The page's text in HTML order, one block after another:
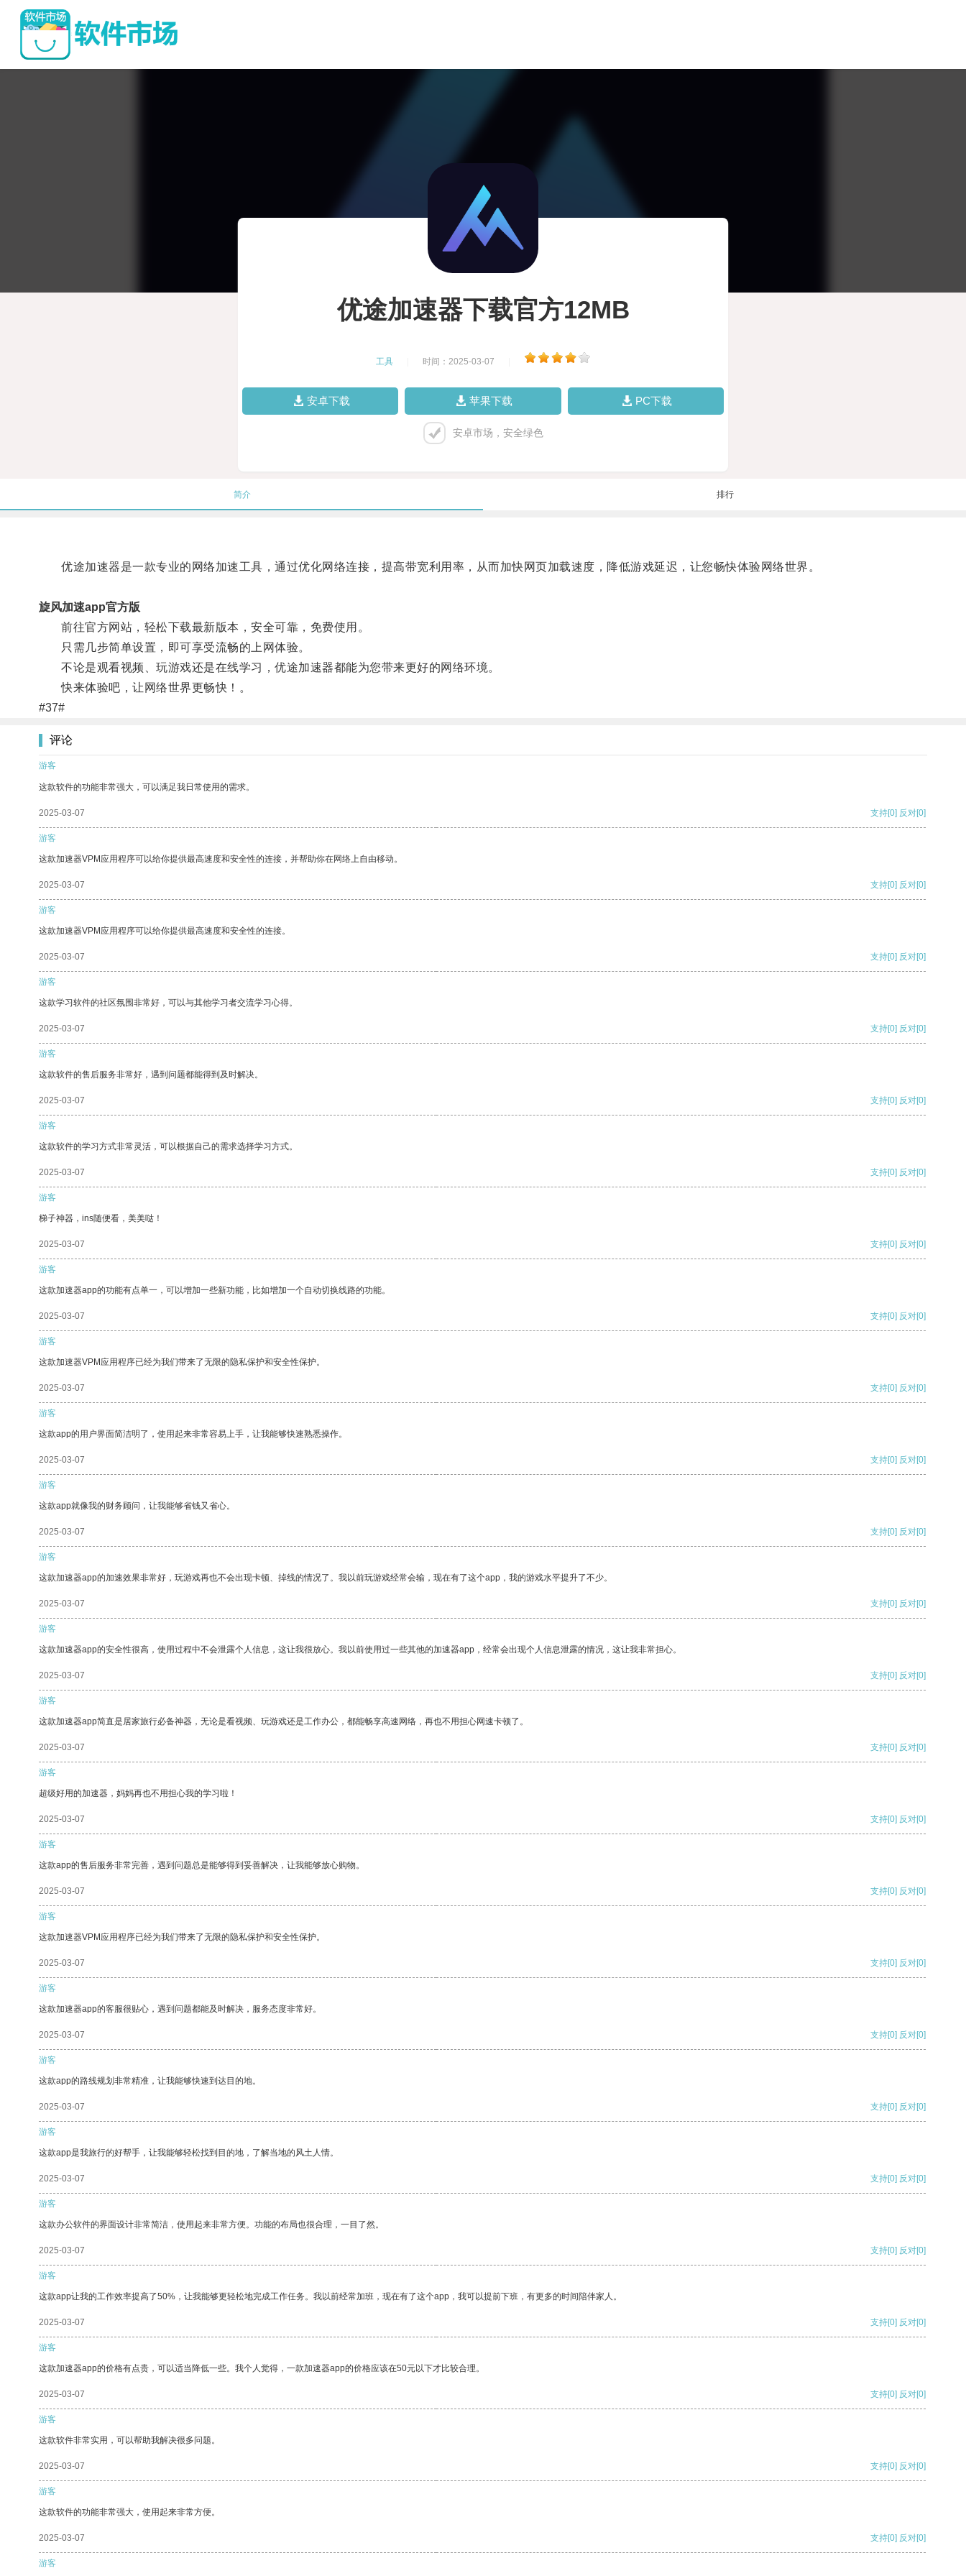
优途加速器下载官方12MB
工具 时间：2025-03-07
安卓下载 苹果下载 PC下载
安卓市场，安全绿色
简介 排行
优途加速器是一款专业的网络加速工具，通过优化网络连接，提高带宽利用率，从而加快网页加载速度，降低游戏延迟，让您畅快体验网络世界。
旋风加速app官方版
前往官方网站，轻松下载最新版本，安全可靠，免费使用。
只需几步简单设置，即可享受流畅的上网体验。
不论是观看视频、玩游戏还是在线学习，优途加速器都能为您带来更好的网络环境。
快来体验吧，让网络世界更畅快！。
#37#
评论
游客
这款软件的功能非常强大，可以满足我日常使用的需求。
2025-03-07 支持[0] 反对[0]
游客
这款加速器VPM应用程序可以给你提供最高速度和安全性的连接，并帮助你在网络上自由移动。
2025-03-07 支持[0] 反对[0]
游客
这款加速器VPM应用程序可以给你提供最高速度和安全性的连接。
2025-03-07 支持[0] 反对[0]
游客
这款学习软件的社区氛围非常好，可以与其他学习者交流学习心得。
2025-03-07 支持[0] 反对[0]
游客
这款软件的售后服务非常好，遇到问题都能得到及时解决。
2025-03-07 支持[0] 反对[0]
游客
这款软件的学习方式非常灵活，可以根据自己的需求选择学习方式。
2025-03-07 支持[0] 反对[0]
游客
梯子神器，ins随便看，美美哒！
2025-03-07 支持[0] 反对[0]
游客
这款加速器app的功能有点单一，可以增加一些新功能，比如增加一个自动切换线路的功能。
2025-03-07 支持[0] 反对[0]
游客
这款加速器VPM应用程序已经为我们带来了无限的隐私保护和安全性保护。
2025-03-07 支持[0] 反对[0]
游客
这款app的用户界面简洁明了，使用起来非常容易上手，让我能够快速熟悉操作。
2025-03-07 支持[0] 反对[0]
游客
这款app就像我的财务顾问，让我能够省钱又省心。
2025-03-07 支持[0] 反对[0]
游客
这款加速器app的加速效果非常好，玩游戏再也不会出现卡顿、掉线的情况了。我以前玩游戏经常会输，现在有了这个app，我的游戏水平提升了不少。
2025-03-07 支持[0] 反对[0]
游客
这款加速器app的安全性很高，使用过程中不会泄露个人信息，这让我很放心。我以前使用过一些其他的加速器app，经常会出现个人信息泄露的情况，这让我非常担心。
2025-03-07 支持[0] 反对[0]
游客
这款加速器app简直是居家旅行必备神器，无论是看视频、玩游戏还是工作办公，都能畅享高速网络，再也不用担心网速卡顿了。
2025-03-07 支持[0] 反对[0]
游客
超级好用的加速器，妈妈再也不用担心我的学习啦！
2025-03-07 支持[0] 反对[0]
游客
这款app的售后服务非常完善，遇到问题总是能够得到妥善解决，让我能够放心购物。
2025-03-07 支持[0] 反对[0]
游客
这款加速器VPM应用程序已经为我们带来了无限的隐私保护和安全性保护。
2025-03-07 支持[0] 反对[0]
游客
这款加速器app的客服很贴心，遇到问题都能及时解决，服务态度非常好。
2025-03-07 支持[0] 反对[0]
游客
这款app的路线规划非常精准，让我能够快速到达目的地。
2025-03-07 支持[0] 反对[0]
游客
这款app是我旅行的好帮手，让我能够轻松找到目的地，了解当地的风土人情。
2025-03-07 支持[0] 反对[0]
游客
这款办公软件的界面设计非常简洁，使用起来非常方便。功能的布局也很合理，一目了然。
2025-03-07 支持[0] 反对[0]
游客
这款app让我的工作效率提高了50%，让我能够更轻松地完成工作任务。我以前经常加班，现在有了这个app，我可以提前下班，有更多的时间陪伴家人。
2025-03-07 支持[0] 反对[0]
游客
这款加速器app的价格有点贵，可以适当降低一些。我个人觉得，一款加速器app的价格应该在50元以下才比较合理。
2025-03-07 支持[0] 反对[0]
游客
这款软件非常实用，可以帮助我解决很多问题。
2025-03-07 支持[0] 反对[0]
游客
这款软件的功能非常强大，使用起来非常方便。
2025-03-07 支持[0] 反对[0]
游客